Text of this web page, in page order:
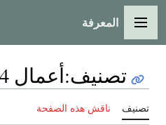
القائمة الرئيسية
المعرفة
تصنيف:أعمال 654
تصنيف ناقش هذه الصفحة